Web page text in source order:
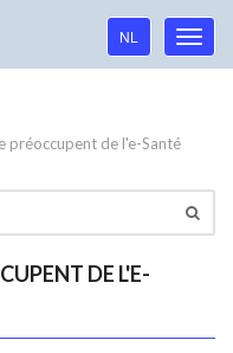
Language
navigation
NL
préoccupent de l'e-Santé
DE L'E-